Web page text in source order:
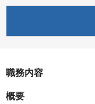
職務内容
概要